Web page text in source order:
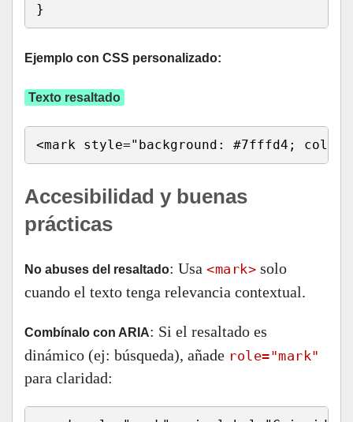
}
Ejemplo con CSS personalizado:
Texto resaltado
<mark style="background: #7fffd4;
Accesibilidad y buenas
prácticas
No abuses del resaltado: Usa <mark> solo
cuando el texto tenga relevancia contextual.
Combínalo con ARIA: Si el resaltado es
dinámico (ej: búsqueda), añade role="mark"
para claridad: